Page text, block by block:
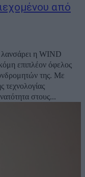
από
λανσάρει η WIND
επιπλέον όφελος
της. Με
τεχνολογίας
στους...